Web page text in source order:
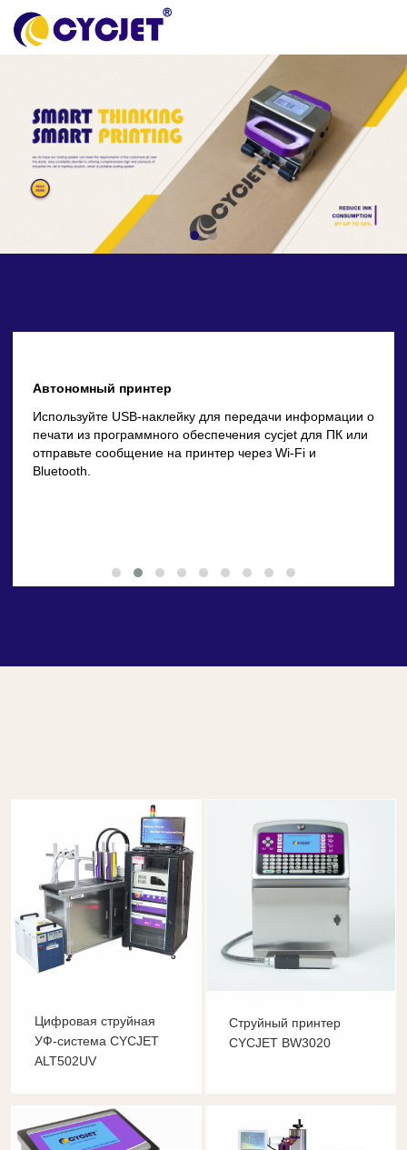
Автономный принтер
Используйте USB-наклейку для передачи информации о
печати из программного обеспечения cycjet для ПК или
отправьте сообщение на принтер через Wi-Fi и
Bluetooth.
Цифровая струйная
УФ-система CYCJET
ALT502UV
Струйный принтер
CYCJET BW3020